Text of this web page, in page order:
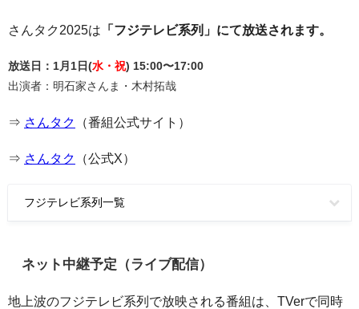
さんタク2025は 「フジテレビ系列」にて放送されます。
放送日：1月1日(水・祝) 15:00〜17:00
出演者：明石家さんま・木村拓哉
⇒ さんタク （番組公式サイト）
⇒ さんタク （公式X）
フジテレビ系列一覧
ネット中継予定（ライブ配信）
地上波のフジテレビ系列で放映される番組は、TVerで同時